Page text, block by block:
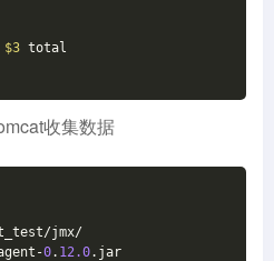
$3 total
收集数据
jmx/
0. 12.0.jar